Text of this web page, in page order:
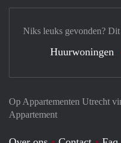
Op Appartementen Utrecht
Appartement
Niks leuks gevonden?
Huurwoningen